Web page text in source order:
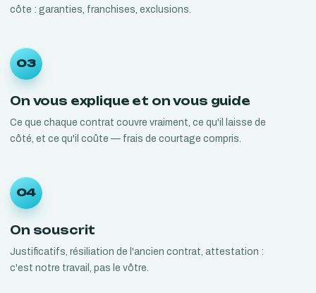
côte : garanties, franchises, exclusions.
03
On vous explique et on vous guide
Ce que chaque contrat couvre vraiment, ce qu'il laisse de
côté, et ce qu'il coûte — frais de courtage compris.
04
On souscrit
Justificatifs, résiliation de l'ancien contrat, attestation :
c'est notre travail, pas le vôtre.